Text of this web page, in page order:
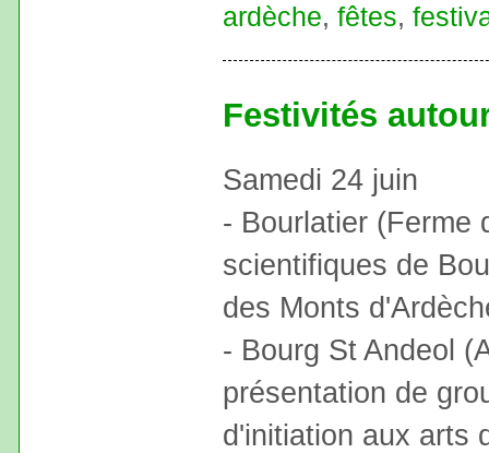
ardèche, fêtes,
Festivités
Samedi 24 juin
- Bourlatier (Ferme
scientifiques de
des Monts
- Bourg St Andeol
présentation de
d'initiation aux arts